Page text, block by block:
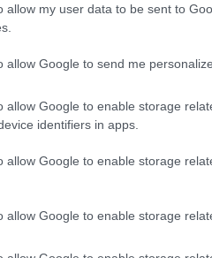
allow my user data to be sent to
allow Google to send me
allow Google to enable storage
identifiers in apps.
allow Google to enable storage
allow Google to enable storage
καμία δημόσια εμφάνιση
Χαμενεΐ, ο οποίος
Ιράν, στις 28 Φεβρουαρίου.
και εξακολουθούν να
πληθαίνουν οι
Ινστιτούτο Διεθνών και
Μοτζτάμπα, πιθανότατα με
κατεύθυνσης της
Πολιτείες».